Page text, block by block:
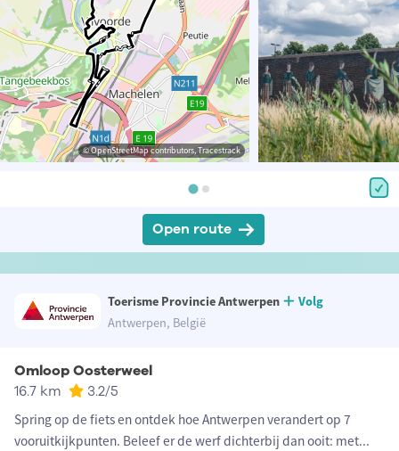
© OpenStreetMap contributors, Tracestrack
Open route
Toerisme Provincie Antwerpen
Volg
Antwerpen, België
Omloop Oosterweel
16.7 km 3.2/5
Spring op de fiets en ontdek hoe Antwerpen verandert op 7
vooruitkijkpunten. Beleef er de werf dichterbij dan ooit: met...